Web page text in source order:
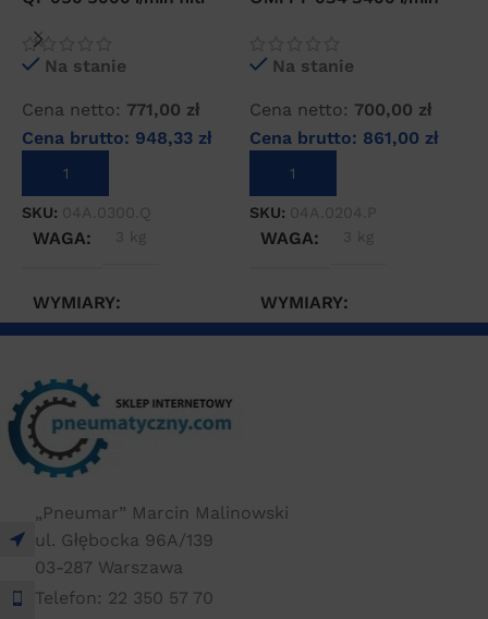
powietrza
Na stanie
Cena netto: 771,00 zł
Cena brutto: 948,33 zł
DODAJ DO KOSZYKA
SKU: 04A.0300.Q
WAGA 3 kg
WYMIARY
Na stanie
Cena netto: 700,00 zł
Cena brutto: 861,00 zł
DODAJ DO KOSZYKA
SKU: 04A.0204.P
WAGA 3 kg
WYMIARY
„Pneumar” Marcin Malinowski
ul. Głębocka 96A/139
03-287 Warszawa
Telefon: 22 350 57 70